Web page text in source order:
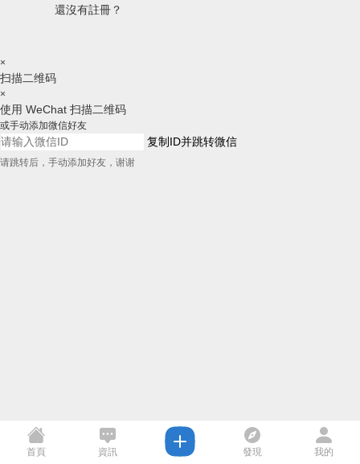
還沒有註冊？
×
扫描二维码
×
使用 WeChat 扫描二维码
或手动添加微信好友
复制ID并跳转微信
请跳转后，手动添加好友，谢谢
首頁 資訊 發現 我的